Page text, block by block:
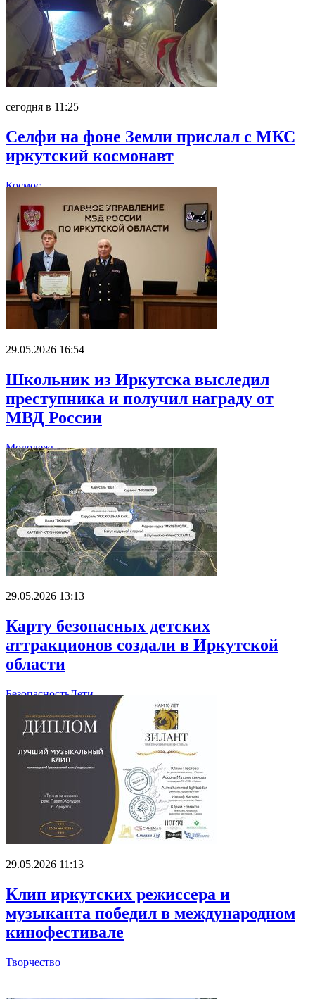
сегодня в 11:25
Селфи на фоне Земли прислал с МКС
иркутский космонавт
Космос
29.05.2026 16:54
Школьник из Иркутска выследил
преступника и получил награду от
МВД России
Молодежь
29.05.2026 13:13
Карту безопасных детских
аттракционов создали в Иркутской
области
БезопасностьДети
29.05.2026 11:13
Клип иркутских режиссера и
музыканта победил в международном
кинофестивале
Творчество